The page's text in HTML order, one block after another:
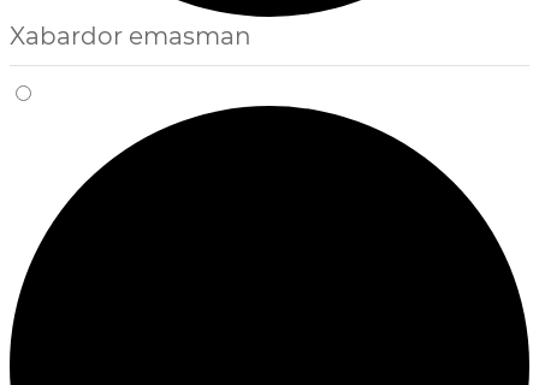
Xabardor emasman